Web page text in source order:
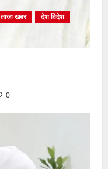
ताजा खबर
देश विदेश
0